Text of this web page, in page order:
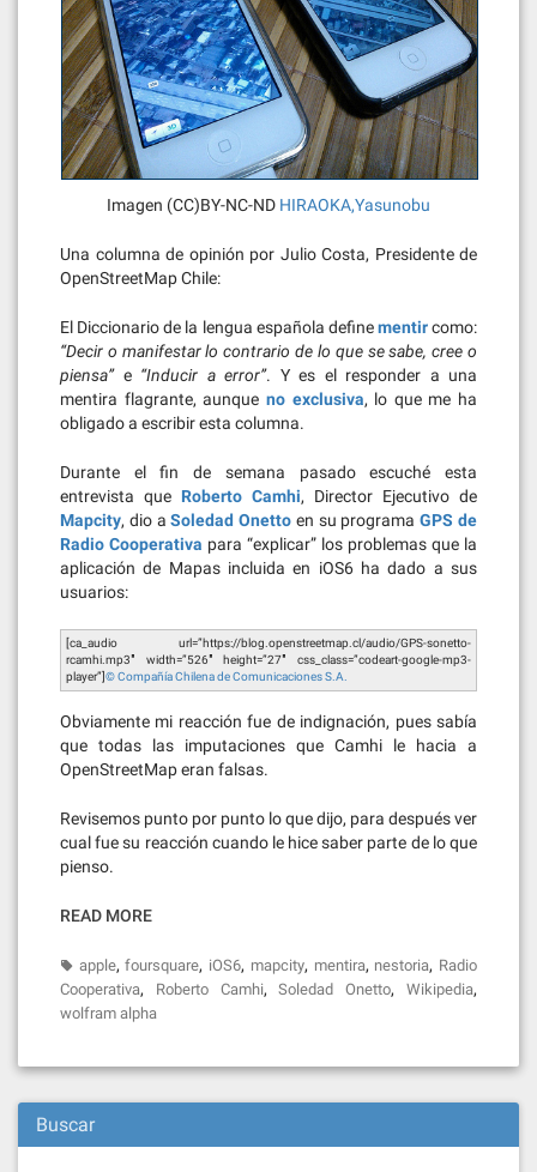
Imagen (CC)BY-NC-ND HIRAOKA,Yasunobu
Una columna de opinión por Julio Costa, Presidente de
OpenStreetMap Chile:
El Diccionario de la lengua española definementircomo:
“Decir o manifestar lo contrario de lo que se sabe, cree o
piensa”e “Inducir a error”. Y es el responder a una
mentira flagrante, aunque no exclusiva, lo que me ha
obligado a escribir esta columna.
Durante el fin de semana pasado escuché esta
entrevista que Roberto Camhi, Director Ejecutivo de
Mapcity, dio aSoledad Onetto en su programaGPS de
Radio Cooperativa para “explicar” los problemas que la
aplicación de Mapas incluida en iOS6 ha dado a sus
usuarios:
[ca_audio url=”https://blog.openstreetmap.cl/audio/GPS-sonetto-
rcamhi.mp3″ width=”526″ height=”27″ css_class=”codeart-google-mp3-
player”]© Compañía Chilena de Comunicaciones S.A.
Obviamente mi reacción fue de indignación, pues sabía
que todas las imputaciones que Camhi le hacia a
OpenStreetMap eran falsas.
Revisemos punto por punto lo que dijo, para después ver
cual fue su reacción cuando le hice saber parte de lo que
pienso.
READ MORE
apple,foursquare, iOS6, mapcity, mentira, nestoria, Radio
Cooperativa, Roberto Camhi,Soledad Onetto,Wikipedia,
wolfram alpha
Buscar